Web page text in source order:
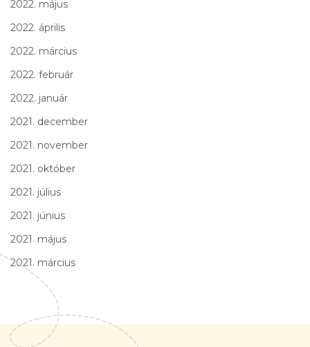
2022. május
2022. április
2022. március
2022. február
2022. január
2021. december
2021. november
2021. október
2021. július
2021. június
2021. május
2021. március